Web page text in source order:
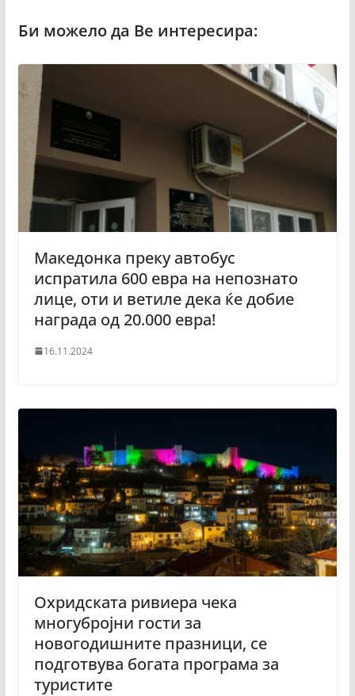
Македонка преку автобус
испратила 600 евра на непознато
лице, оти и ветиле дека ќе добие
награда од 20.000 евра!
16.11.2024
Охридската ривиера чека
многубројни гости за
новогодишните празници, се
подготвува богата програма за
туристите